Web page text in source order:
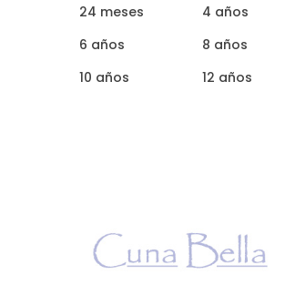
24 meses
4 años
6 años
8 años
10 años
12 años